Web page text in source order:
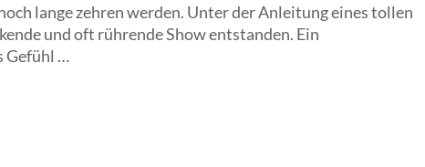
lange zehren werden. Unter der Anleitung eines tollen
und oft rührende Show entstanden. Ein
Gefühl …